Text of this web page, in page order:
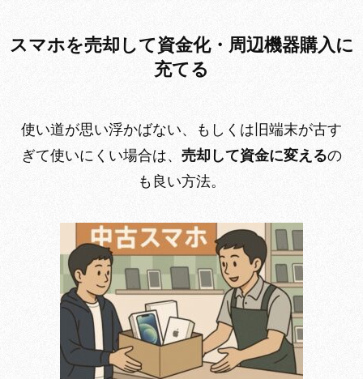
スマホを売却して資金化・周辺機器購入に
充てる
使い道が思い浮かばない、もしくは旧端末が古す
ぎて使いにくい場合は、 売却して資金に変えるの
も良い方法。